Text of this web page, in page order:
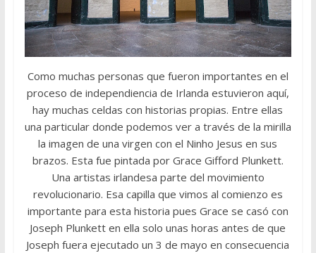
Como muchas personas que fueron importantes en el
proceso de independiencia de Irlanda estuvieron aquí,
hay muchas celdas con historias propias. Entre ellas
una particular donde podemos ver a través de la mirilla
la imagen de una virgen con el Ninho Jesus en sus
brazos. Esta fue pintada por Grace Gifford Plunkett.
Una artistas irlandesa parte del movimiento
revolucionario. Esa capilla que vimos al comienzo es
importante para esta historia pues Grace se casó con
Joseph Plunkett en ella solo unas horas antes de que
Joseph fuera ejecutado un 3 de mayo en consecuencia